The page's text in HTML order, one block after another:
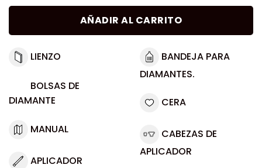
AÑADIR AL CARRITO
LIENZO
BOLSAS DE
DIAMANTE
MANUAL
APLICADOR
BANDEJA PARA
DIAMANTES.
CERA
CABEZAS DE
APLICADOR